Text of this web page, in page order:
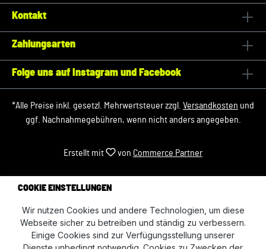
Kontakt
Zahlungsarten
Folge uns auf Instagram und Facebook
*Alle Preise inkl. gesetzl. Mehrwertsteuer zzgl. Versandkosten und
ggf. Nachnahmegebühren, wenn nicht anders angegeben.
Erstellt mit von Commerce Partner
COOKIE EINSTELLUNGEN
Wir nutzen Cookies und andere Technologien, um diese
Webseite sicher zu betreiben und ständig zu verbessern.
Einige Cookies sind zur Verfügungsstellung unserer